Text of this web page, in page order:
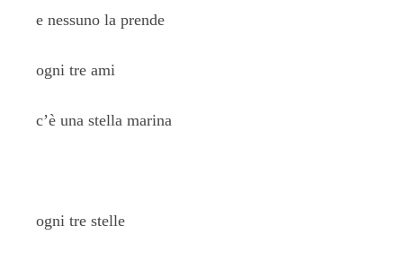
e nessuno la prende
ogni tre ami
c’è una stella marina
ogni tre stelle